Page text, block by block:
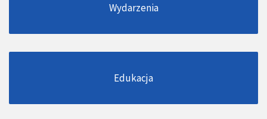
Wydarzenia
Edukacja